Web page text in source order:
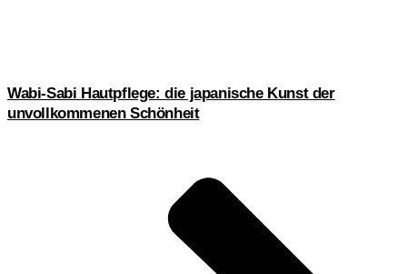
Wabi-Sabi Hautpflege: die japanische Kunst der
unvollkommenen Schönheit